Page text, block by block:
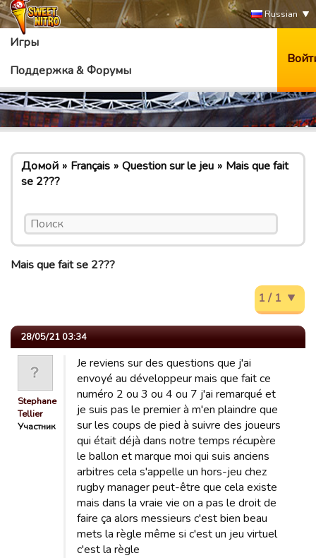
Russian
Игры
Поддержка & Форумы
Домой Français Question sur le jeu
Mais que fait
se 2???
Mais que fait se 2???
1 / 1
28/05/21 03:34
Stephane
Tellier
Участник
Je reviens sur des questions que j'ai
envoyé au développeur mais que fait ce
numéro 2 ou 3 ou 4 ou 7 j'ai remarqué et
je suis pas le premier à m'en plaindre que
sur les coups de pied à suivre des joueurs
qui était déjà dans notre temps récupère
le ballon et marque moi qui suis anciens
arbitres cela s'appelle un hors-jeu chez
rugby manager peut-être que cela existe
mais dans la vraie vie on a pas le droit de
faire ça alors messieurs c'est bien beau
mets la règle même si c'est un jeu virtuel
c'est la règle